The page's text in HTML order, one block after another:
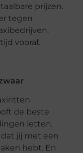
prijzen.
tegen
vooraf.
de beste
letten,
jij met een
hebt. En